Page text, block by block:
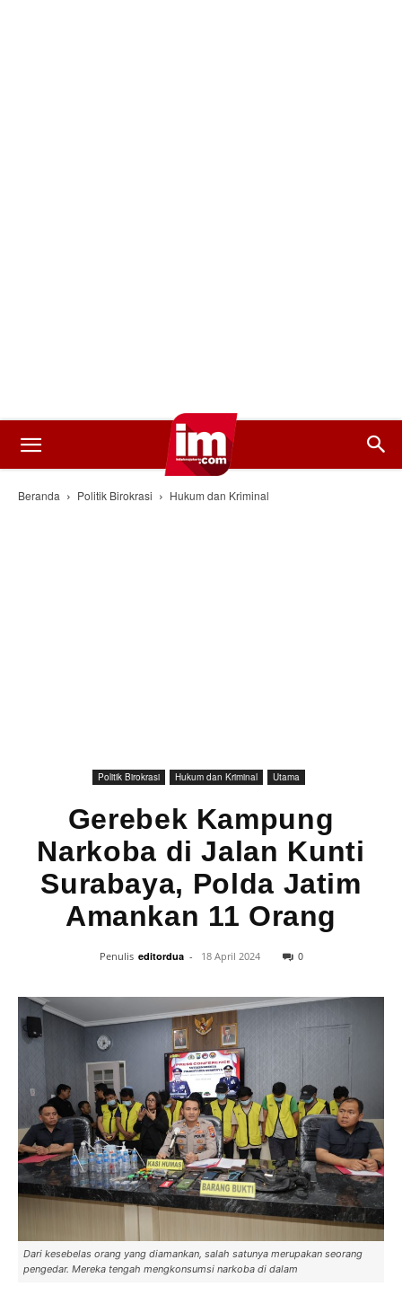
Beranda Politik Birokrasi Hukum dan Kriminal
Politik Birokrasi Hukum dan Kriminal Utama
Gerebek Kampung
Narkoba di Jalan Kunti
Surabaya, Polda Jatim
Amankan 11 Orang
Penulis editordua - 18 April 2024 0
Dari kesebelas orang yang diamankan, salah satunya merupakan seorang
pengedar. Mereka tengah mengkonsumsi narkoba di dalam